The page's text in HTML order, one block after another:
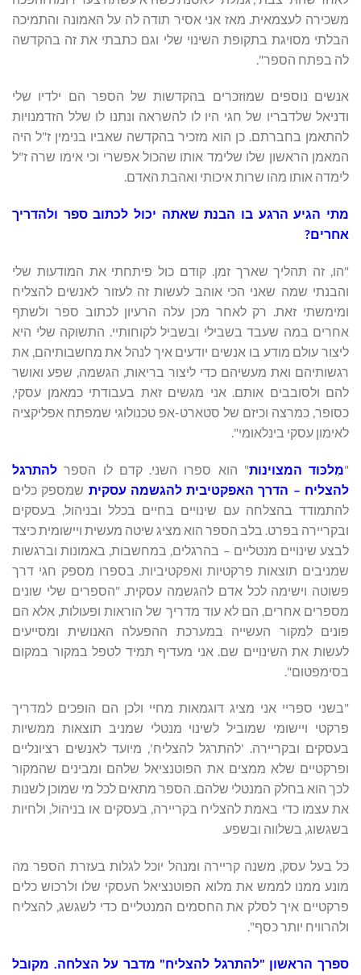
משכירה לעצמאית. מאז אני אסיר תודה לה על האמונה והתמיכה
הבלתי מסויגת בתקופת השינוי שלי וגם כתבתי את זה בהקדשה
לה בפתח הספר".
אנשים נוספים שמוזכרים בהקדשות של הספר הם ילדיו שלי
ודניאל שלדבריו של חגי היו לו להשראה ונתנו לו שלל הזדמנויות
להתאמן בחברתם. כן הוא מזכיר בהקדשה שאביו בנימין ז"ל היה
המאמן הראשון שלו שלימד אותו שהכול אפשרי וכי אימו שרה ז"ל
לימדה אותו מהו שרות איכותי ואהבת האדם.
מתי הגיע הרגע בו הבנת שאתה יכול לכתוב ספר ולהדריך
אחרים?
"הו, זה תהליך שארך זמן. קודם כול פיתחתי את המודעות שלי
והבנתי שמה שאני הכי אוהב לעשות זה לעזור לאנשים להצליח
ומימשתי זאת. רק לאחר מכן עלה הרעיון לכתוב ספר ולשתף
אחרים במה שעבד בשבילי ובשביל לקוחותיי. התשוקה שלי היא
ליצור עולם מודע בו אנשים יודעים איך לנהל את מחשבותיהם, את
רגשותיהם ואת מעשיהם כדי ליצור בריאות, הגשמה, שפע ואושר
להם ולסובבים אותם. אני מגשים זאת בעבודתי כמאמן עסקי,
כסופר, כמרצה וכיזם של סטארט-אפ טכנולוגי שמפתח אפליקציה
לאימון עסקי בינלאומי".
"מִלכּוד המצוינות" הוא ספרו השני. קדם לו הספר להתרגל
להצליח – הדרך האפקטיבית להגשמה עסקית שמספק כלים
להתמודד בהצלחה עם שינויים בחיים בכלל ובניהול, בעסקים
ובקריירה בפרט. בלב הספר הוא מציג שיטה מעשית ויישומית כיצד
לבצע שינויים מנטליים – בהרגלים, במחשבות, באמונות וברגשות
שמניבים תוצאות פרקטיות ואפקטיביות. בספרו מספק חגי דרך
פשוטה וישימה לכל אדם להגשמה עסקית. "הספרים שלי שונים
מספרים אחרים, הם לא עוד מדריך של הוראות ופעולות, אלא הם
פונים למקור העשייה במערכת ההפעלה האנושית ומסייעים
לעשות את השינויים שם. אני מעדיף תמיד לטפל במקור במקום
בסימפטום".
"בשני ספריי אני מציג דוגמאות מחיי ולכן הם הופכים למדריך
פרקטי ויישומי שמוביל לשינוי מנטלי שמניב תוצאות ממשיות
בעסקים ובקריירה. 'להתרגל להצליח', מיועד לאנשים רציונליים
ופרקטיים שלא ממצים את הפוטנציאל שלהם ומבינים שהמקור
לכך הוא בחלק המנטלי שלהם. הספר מתאים לכל מי שמוכן לשנות
את עצמו כדי באמת להצליח בקריירה, בעסקים או בניהול, ולחיות
בשגשוג, בשלווה ובשפע.
כל בעל עסק, משנה קריירה ומנהל יוכל לגלות בעזרת הספר מה
מונע ממנו לממש את מלוא הפוטנציאל העסקי שלו ולרכוש כלים
פרקטיים איך לסלק את החסמים המנטליים כדי לשגשג, להצליח
ולהרוויח יותר כסף".
ספרך הראשון "להתרגל להצליח" מדבר על הצלחה. מקובל